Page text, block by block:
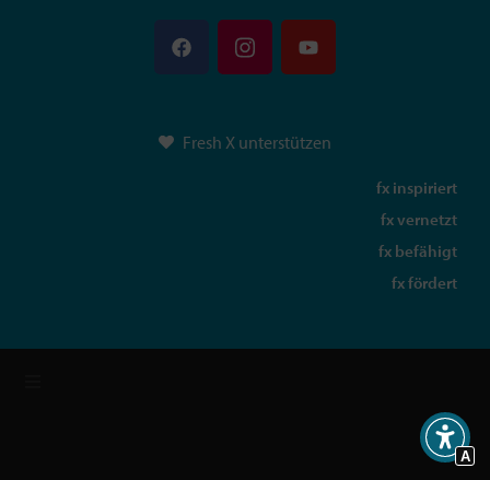
Fresh X unterstützen
fx inspiriert
fx vernetzt
fx befähigt
fx fördert
A